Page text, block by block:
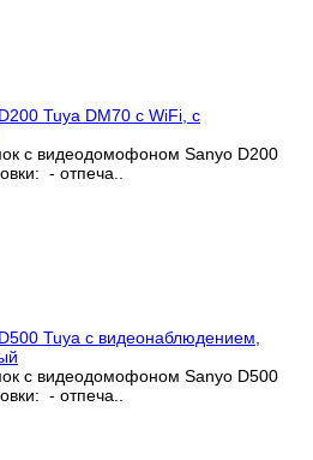
Tuya DM70 с WiFi, с
с видеодомофоном Sanyo D200
- отпеча..
Tuya с видеонаблюдением,
с видеодомофоном Sanyo D500
- отпеча..